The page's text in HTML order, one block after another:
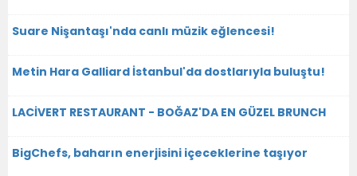
Suare Nişantaşı'nda canlı müzik eğlencesi!
Metin Hara Galliard İstanbul'da dostlarıyla buluştu!
LACİVERT RESTAURANT - BOĞAZ'DA EN GÜZEL BRUNCH
BigChefs, baharın enerjisini içeceklerine taşıyor